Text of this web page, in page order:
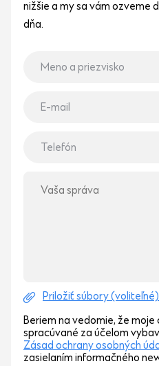
nižšie a my sa vám ozveme
dňa.
Priložiť súbory (voliteľné)
Beriem na vedomie, že moje
spracúvané za účelom
Zásad ochrany osobných
zasielaním informačného